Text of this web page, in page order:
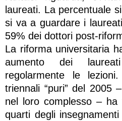
laureati. La percentuale
si va a guardare i
59% dei dottori post-
La riforma universitaria
aumento dei
regolarmente le
triennali “puri” del 2005
nel loro complesso –
quarti degli